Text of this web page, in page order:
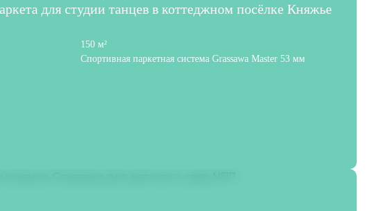
для студии танцев в коттеджном посёлке Княжье
150 м²
Спортивная паркетная система Grassawa Master 53 мм